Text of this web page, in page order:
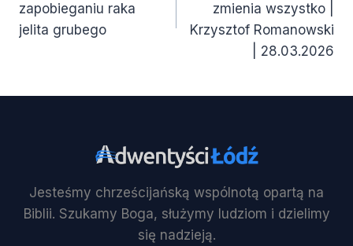
zapobieganiu raka
jelita grubego
zmienia wszystko |
Krzysztof Romanowski
| 28.03.2026
Jesteśmy chrześcijańską wspólnotą opartą na
Biblii. Szukamy Boga, służymy ludziom i dzielimy
się nadzieją.